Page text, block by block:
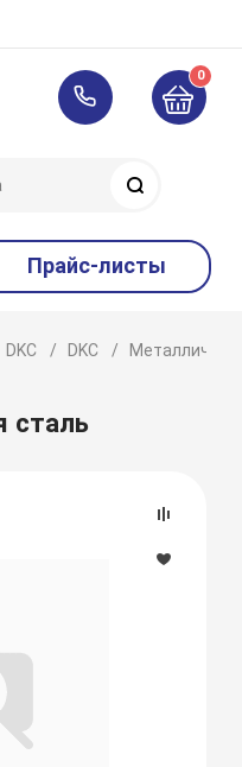
0
Прайс-листы
DKC DKC
сталь